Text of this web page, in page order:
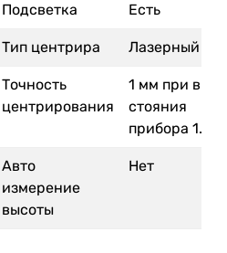
Подсветка Есть
Тип центрира Лазерный
Точность
центрирования
1 мм при
стояния
прибора 1.5 м
Авто
измерение
высоты
Нет